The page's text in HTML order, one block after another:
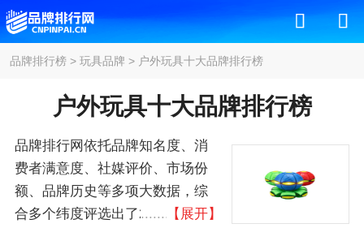
品牌排行榜> 玩具品牌 > 户外玩具十大品牌排行榜
户外玩具十大品牌排行榜
品牌排行网依托品牌知名度、消
费者满意度、社媒评价、市场份
额、品牌历史等多项大数据，综
合多个纬度评选出了2026年户外
【展开】